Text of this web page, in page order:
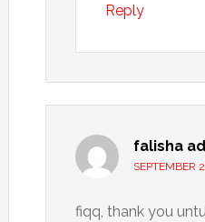
Reply
falisha
SEPTEMBER
fiqq, thank you